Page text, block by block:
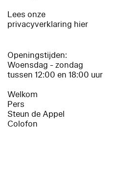
Lees onze
privacyverklaring hier
Openingstijden:
Woensdag - zondag
tussen 12:00 en 18:00 uur
Welkom
Pers
Steun de Appel
Colofon